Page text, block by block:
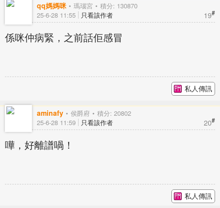
qq媽媽咪 瑪瑙宮 積分: 130870
19#
25-6-28 11:55 只看該作者
係咪仲病緊，之前話佢感冒
私人傳訊
aminafy 侯爵府 積分: 20802
20#
25-6-28 11:59 只看該作者
嘩，好離譜喎！
私人傳訊